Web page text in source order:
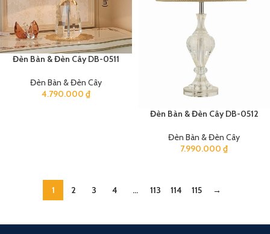
Đèn Bàn & Đèn Cây DB-0511
Đèn Bàn & Đèn Cây
4.790.000 ₫
Đèn Bàn & Đèn Cây DB-0512
Đèn Bàn & Đèn Cây
7.990.000 ₫
1 2 3 4 … 113 114 115 →